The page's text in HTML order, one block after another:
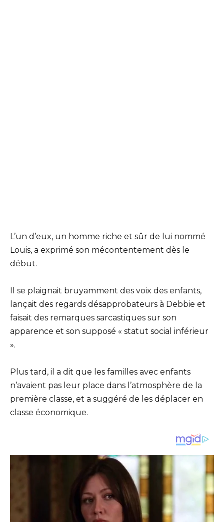
L’un d’eux, un homme riche et sûr de lui nommé
Louis, a exprimé son mécontentement dès le
début.
Il se plaignait bruyamment des voix des enfants,
lançait des regards désapprobateurs à Debbie et
faisait des remarques sarcastiques sur son
apparence et son supposé « statut social inférieur
».
Plus tard, il a dit que les familles avec enfants
n’avaient pas leur place dans l’atmosphère de la
première classe, et a suggéré de les déplacer en
classe économique.